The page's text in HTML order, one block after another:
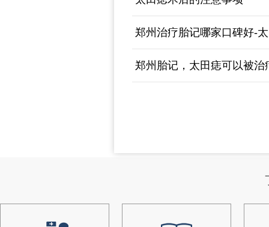
郑州治疗胎记哪家口碑好-
郑州胎记，太田痣可以被治